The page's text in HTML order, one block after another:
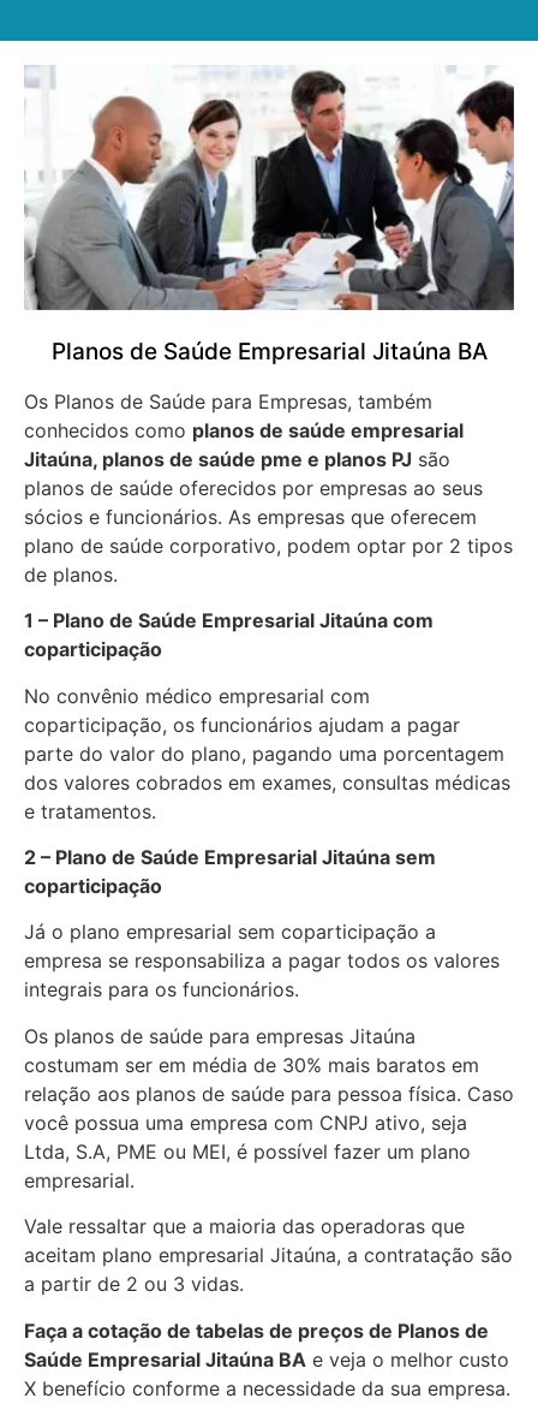
Planos de Saúde Empresarial Jitaúna BA
Os Planos de Saúde para Empresas, também
conhecidos como planos de saúde empresarial
Jitaúna, planos de saúde pme e planos PJ são
planos de saúde oferecidos por empresas ao seus
sócios e funcionários. As empresas que oferecem
plano de saúde corporativo, podem optar por 2 tipos
de planos.
1 – Plano de Saúde Empresarial Jitaúna com
coparticipação
No convênio médico empresarial com
coparticipação, os funcionários ajudam a pagar
parte do valor do plano, pagando uma porcentagem
dos valores cobrados em exames, consultas médicas
e tratamentos.
2 – Plano de Saúde Empresarial Jitaúna sem
coparticipação
Já o plano empresarial sem coparticipação a
empresa se responsabiliza a pagar todos os valores
integrais para os funcionários.
Os planos de saúde para empresas Jitaúna
costumam ser em média de 30% mais baratos em
relação aos planos de saúde para pessoa física. Caso
você possua uma empresa com CNPJ ativo, seja
Ltda, S.A, PME ou MEI, é possível fazer um plano
empresarial.
Vale ressaltar que a maioria das operadoras que
aceitam plano empresarial Jitaúna, a contratação são
a partir de 2 ou 3 vidas.
Faça a cotação de tabelas de preços de Planos de
Saúde Empresarial Jitaúna BA e veja o melhor custo
X benefício conforme a necessidade da sua empresa.